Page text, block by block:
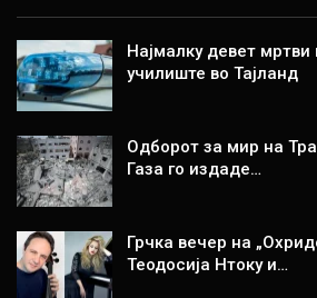
Најмалку девет мртви
училиште во Тајланд
Одборот за мир на
Газа го издаде…
Грчка вечер на
Теодосија Нтоку и…